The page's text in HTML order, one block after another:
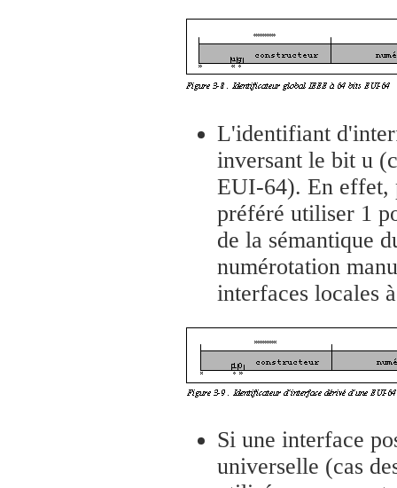
L'identifiant
inversant le bit u
EUI-64). En effet,
préféré utiliser 1
de la sémantique
numérotation
interfaces locales
Si une interface
universelle (cas